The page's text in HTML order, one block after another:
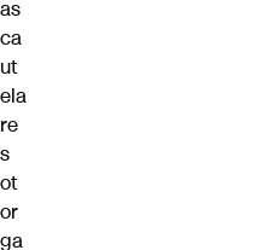
as
ca
ut
ela
re
s
ot
or
ga